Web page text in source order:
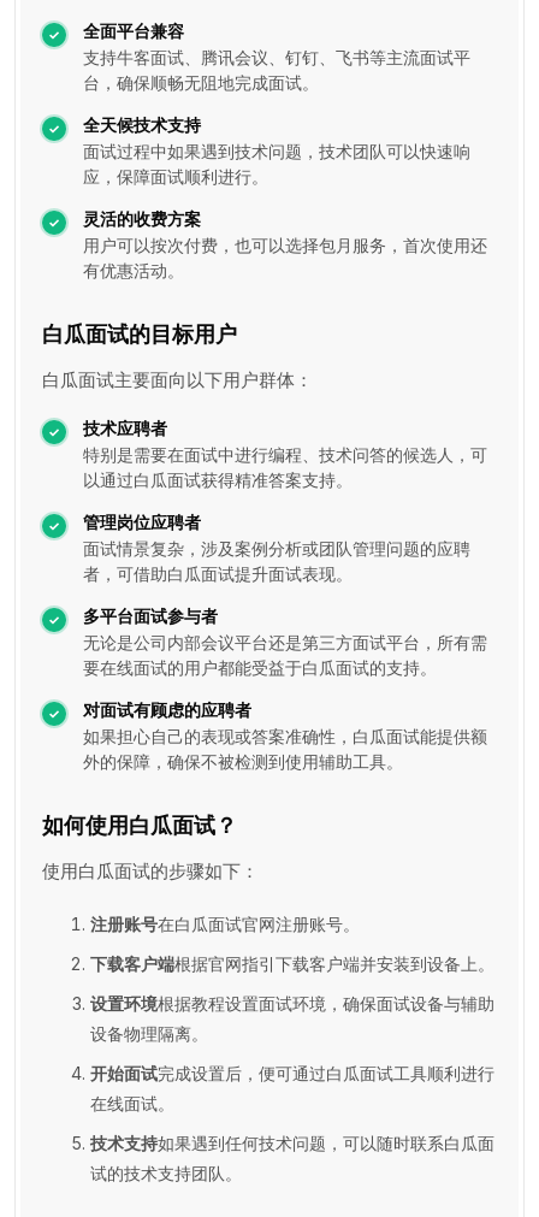
全面平台兼容
支持牛客面试、腾讯会议、钉钉、飞书等主流面试平
台，确保顺畅无阻地完成面试。
全天候技术支持
面试过程中如果遇到技术问题，技术团队可以快速响
应，保障面试顺利进行。
灵活的收费方案
用户可以按次付费，也可以选择包月服务，首次使用还
有优惠活动。
白瓜面试的目标用户
白瓜面试主要面向以下用户群体：
技术应聘者
特别是需要在面试中进行编程、技术问答的候选人，可
以通过白瓜面试获得精准答案支持。
管理岗位应聘者
面试情景复杂，涉及案例分析或团队管理问题的应聘
者，可借助白瓜面试提升面试表现。
多平台面试参与者
无论是公司内部会议平台还是第三方面试平台，所有需
要在线面试的用户都能受益于白瓜面试的支持。
对面试有顾虑的应聘者
如果担心自己的表现或答案准确性，白瓜面试能提供额
外的保障，确保不被检测到使用辅助工具。
如何使用白瓜面试？
使用白瓜面试的步骤如下：
注册账号在白瓜面试官网注册账号。
下载客户端根据官网指引下载客户端并安装到设备上。
设置环境根据教程设置面试环境，确保面试设备与辅助
设备物理隔离。
开始面试完成设置后，便可通过白瓜面试工具顺利进行
在线面试。
技术支持如果遇到任何技术问题，可以随时联系白瓜面
试的技术支持团队。